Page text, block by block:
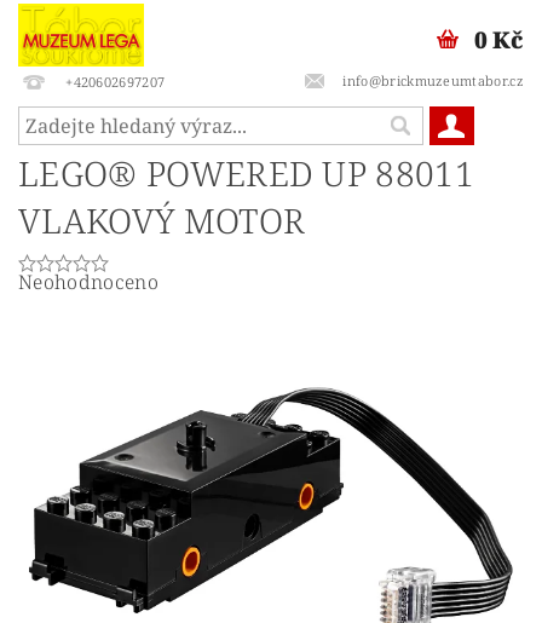
+420602697207 info@brickmuzeumtabor.cz
0 Kč
LEGO® POWERED UP 88011
VLAKOVÝ MOTOR
Neohodnoceno